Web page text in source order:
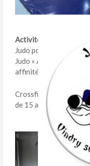
Activités :
Judo pour les enfants
Judo « Ados/Adultes
affinité) : Judo, Jiu-
Crossfit/
de 15 ans.